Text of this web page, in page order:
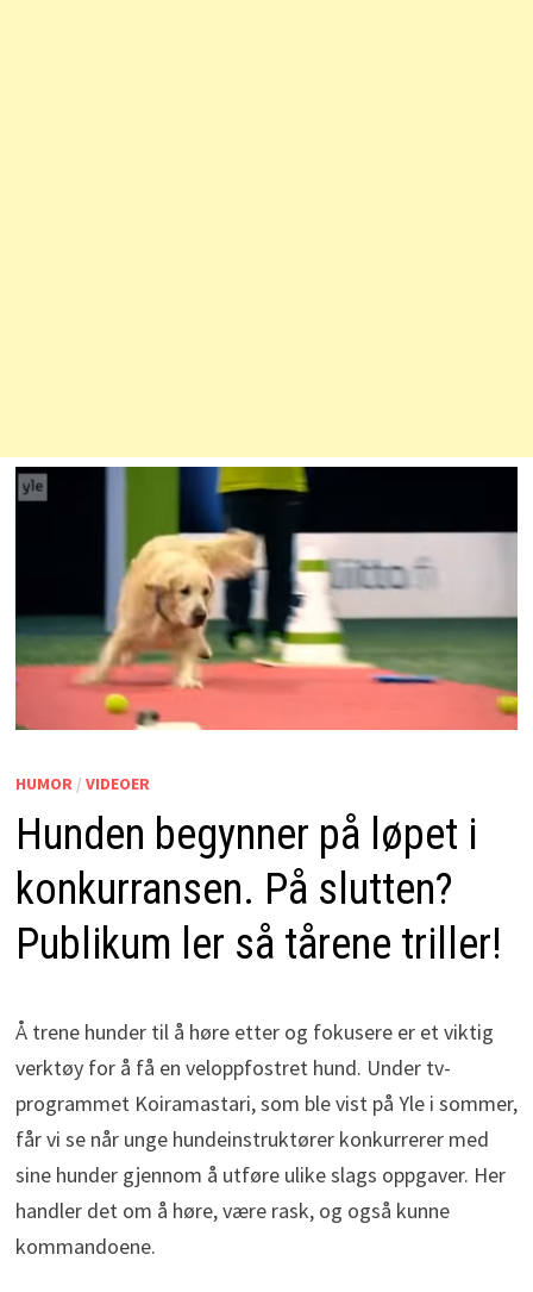
HUMOR/ VIDEOER
Hunden begynner på løpet i
konkurransen. På slutten?
Publikum ler så tårene triller!
Å trene hunder til å høre etter og fokusere er et viktig
verktøy for å få en veloppfostret hund. Under tv-
programmet Koiramastari, som ble vist på Yle i sommer,
får vi se når unge hundeinstruktører konkurrerer med
sine hunder gjennom å utføre ulike slags oppgaver. Her
handler det om å høre, være rask, og også kunne
kommandoene.